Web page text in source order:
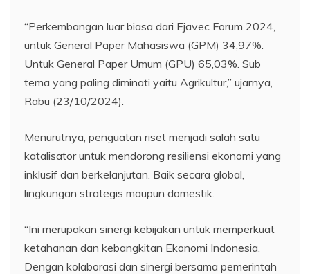
“Perkembangan luar biasa dari Ejavec Forum 2024,
untuk General Paper Mahasiswa (GPM) 34,97%.
Untuk General Paper Umum (GPU) 65,03%. Sub
tema yang paling diminati yaitu Agrikultur,” ujarnya,
Rabu (23/10/2024).
Menurutnya, penguatan riset menjadi salah satu
katalisator untuk mendorong resiliensi ekonomi yang
inklusif dan berkelanjutan. Baik secara global,
lingkungan strategis maupun domestik.
“Ini merupakan sinergi kebijakan untuk memperkuat
ketahanan dan kebangkitan Ekonomi Indonesia.
Dengan kolaborasi dan sinergi bersama pemerintah